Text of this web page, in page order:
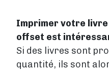
Imprimer votre
offset est
Si des livres sont
quantité, ils sont